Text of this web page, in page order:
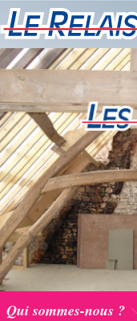
Qui sommes-nous ?